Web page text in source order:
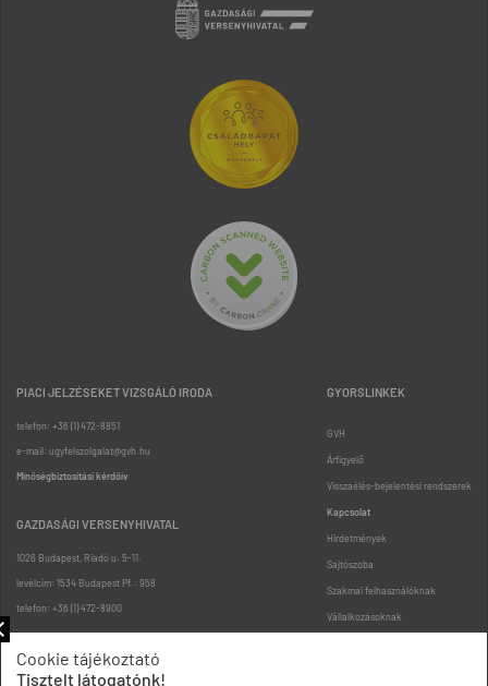
PIACI JELZÉSEKET VIZSGÁLÓ IRODA
telefon: +36 (1) 472-8851
e-mail: ugyfelszolgalat@gvh.hu
Minőségbiztosítási kérdőív
GAZDASÁGI VERSENYHIVATAL
1026 Budapest, Riadó u. 5-11.
levélcím: 1534 Budapest Pf.: 958
telefon: +36 (1) 472-8900
GYORSLINKEK
GVH
Árfigyelő
Visszaélés-bejelentési rendszerek
Kapcsolat
Hirdetmények
Sajtószoba
Szakmai felhasználóknak
Vállalkozásoknak
Cookie tájékoztató
Tisztelt látogatónk!